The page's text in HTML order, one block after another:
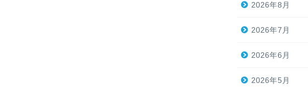
2026年8月
2026年7月
2026年6月
2026年5月